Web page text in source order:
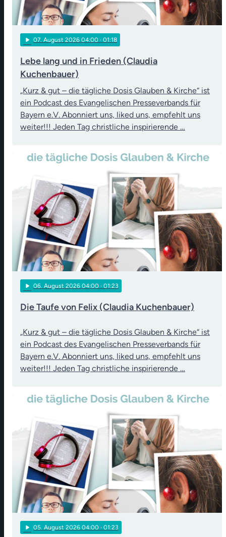
play_arrow 07. August 2026 04:00 · 01:18
Lebe lang und in Frieden (Claudia
Kuchenbauer)
„Kurz & gut – die tägliche Dosis Glauben & Kirche“ ist
ein Podcast des Evangelischen Presseverbands für
Bayern e.V. Abonniert uns, liked uns, empfehlt uns
weiter!!! Jeden Tag christliche inspirierende …
play_arrow 06. August 2026 04:00 · 01:23
Die Taufe von Felix (Claudia Kuchenbauer)
„Kurz & gut – die tägliche Dosis Glauben & Kirche“ ist
ein Podcast des Evangelischen Presseverbands für
Bayern e.V. Abonniert uns, liked uns, empfehlt uns
weiter!!! Jeden Tag christliche inspirierende …
play_arrow 05. August 2026 04:00 · 01:23